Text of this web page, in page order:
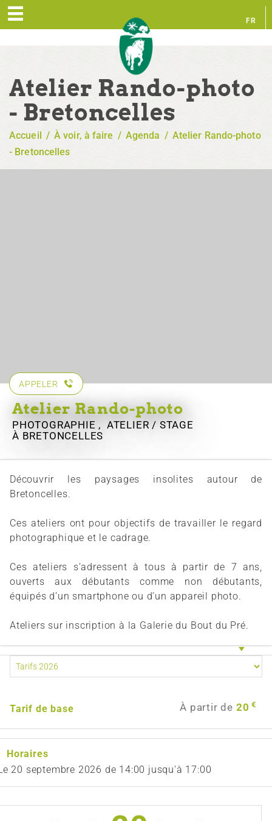
FR
Atelier Rando-photo
- Bretoncelles
Accueil / À voir, à faire / Agenda / Atelier Rando-photo
- Bretoncelles
APPELER
Atelier Rando-photo
PHOTOGRAPHIE , ATELIER / STAGE
À BRETONCELLES
Découvrir les paysages insolites autour de
Bretoncelles.
Ces ateliers ont pour objectifs de travailler le regard
photographique et le cadrage.
Ces ateliers s’adressent à tous à partir de 7 ans,
ouverts aux débutants comme non débutants,
équipés d’un smartphone ou d’un appareil photo.
Ateliers sur inscription à la Galerie du Bout du Pré.
Tarif de base À partir de 20 €
Horaires
20 septembre 2026 de 14:00 jusqu'à 17:00